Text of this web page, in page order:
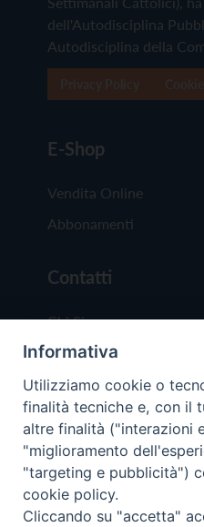
dell'Autodisciplina
Autodisciplina della
E-Shop
Vendita Online
Abbonamenti
Contatti
Chi Siamo
Redazione
Scrivici
Copyright © 2019 -
Informativa
Utilizziamo cookie o
finalità tecniche e, con il
altre finalità ("interazioni
"miglioramento
"targeting e pubblicità")
cookie policy.
Cliccando su "accetta"